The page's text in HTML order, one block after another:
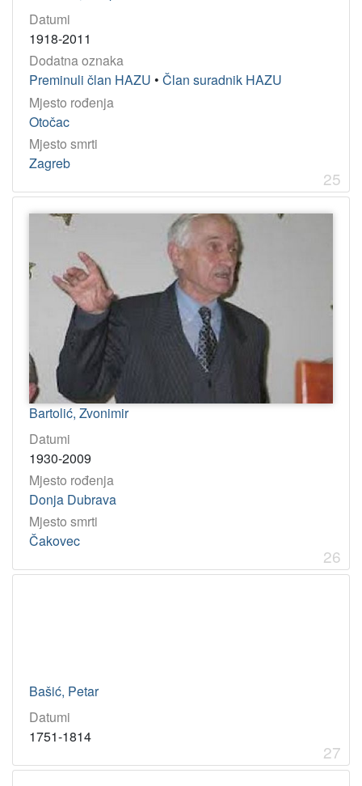
Datumi
1918-2011
Dodatna oznaka
Preminuli član HAZU • Član suradnik HAZU
Mjesto rođenja
Otočac
Mjesto smrti
Zagreb
25
Bartolić, Zvonimir
Datumi
1930-2009
Mjesto rođenja
Donja Dubrava
Mjesto smrti
Čakovec
26
Bašić, Petar
Datumi
1751-1814
27